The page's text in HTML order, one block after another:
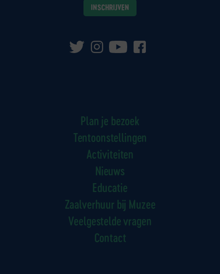
Plan je bezoek
Tentoonstellingen
Activiteiten
Nieuws
Educatie
Zaalverhuur bij Muzee
Veelgestelde vragen
Contact